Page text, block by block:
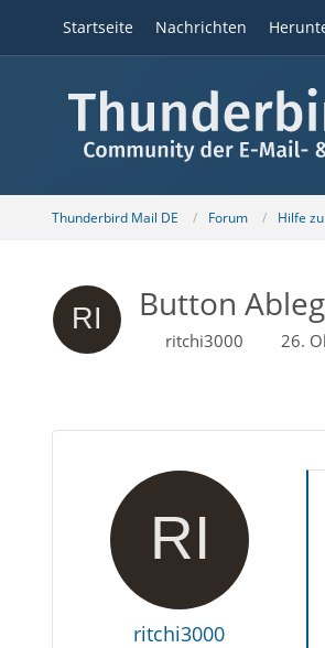
Startseite Nachrichten
Thunderbird Mail DE Forum Hilfe
Button
ritchi3000 26.
ritchi3000